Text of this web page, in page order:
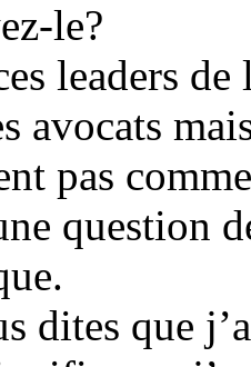
le?
leaders
avocats
pas
question
dites que